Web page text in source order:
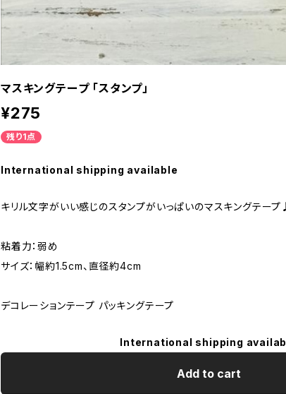
マスキングテープ 「スタンプ」
¥275
残り1点
International shipping available
キリル文字がいい感じのスタンプがいっぱいのマスキングテープ
粘着力：弱め
サイズ：幅約1.5cm、直径約4cm
デコレーションテープ パッキングテープ
International shipping
Add to cart